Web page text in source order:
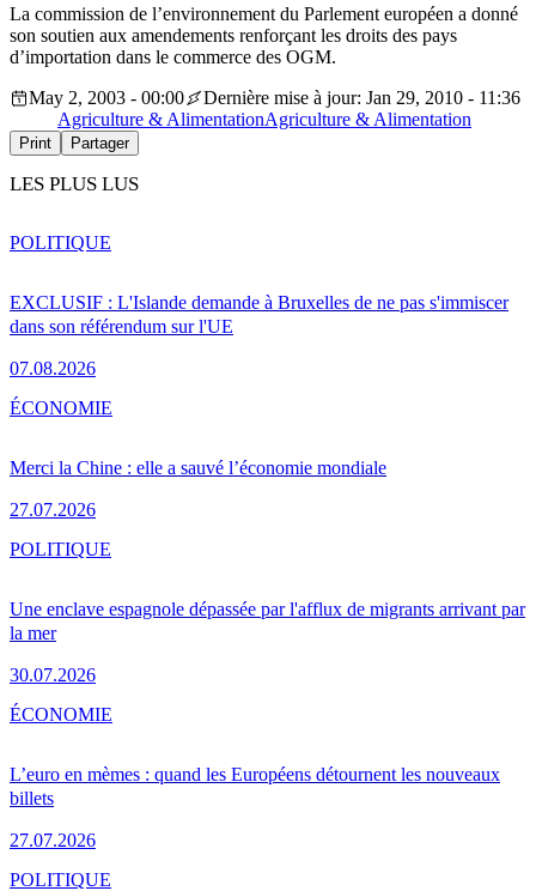
La commission de l’environnement du Parlement européen a donné
son soutien aux amendements renforçant les droits des pays
d’importation dans le commerce des OGM.
May 2, 2003 - 00:00
Dernière mise à jour: Jan 29, 2010 - 11:36
Agriculture & AlimentationAgriculture & Alimentation
Print Partager
LES PLUS LUS
EXCLUSIF : L'Islande demande à Bruxelles de ne pas s'immiscer
dans son référendum sur l'UE
07.08.2026
POLITIQUE
Merci la Chine : elle a sauvé l’économie mondiale
27.07.2026
ÉCONOMIE
Une enclave espagnole dépassée par l'afflux de migrants arrivant par
la mer
30.07.2026
POLITIQUE
L’euro en mèmes : quand les Européens détournent les nouveaux
billets
27.07.2026
ÉCONOMIE
POLITIQUE